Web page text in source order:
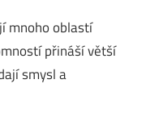
mnoho oblastí
přináší větší
smysl a